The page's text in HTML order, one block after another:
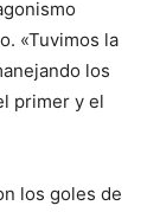
«Tuvimos la
los
primer y el
los goles de